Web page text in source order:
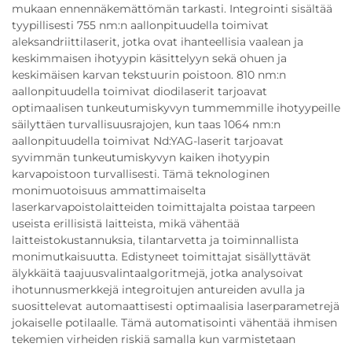
mukaan ennennäkemättömän tarkasti. Integrointi sisältää
tyypillisesti 755 nm:n aallonpituudella toimivat
aleksandriittilaserit, jotka ovat ihanteellisia vaalean ja
keskimmaisen ihotyypin käsittelyyn sekä ohuen ja
keskimäisen karvan tekstuurin poistoon. 810 nm:n
aallonpituudella toimivat diodilaserit tarjoavat
optimaalisen tunkeutumiskyvyn tummemmille ihotyypeille
säilyttäen turvallisuusrajojen, kun taas 1064 nm:n
aallonpituudella toimivat Nd:YAG-laserit tarjoavat
syvimmän tunkeutumiskyvyn kaiken ihotyypin
karvapoistoon turvallisesti. Tämä teknologinen
monimuotoisuus ammattimaiselta
laserkarvapoistolaitteiden toimittajalta poistaa tarpeen
useista erillisistä laitteista, mikä vähentää
laitteistokustannuksia, tilantarvetta ja toiminnallista
monimutkaisuutta. Edistyneet toimittajat sisällyttävät
älykkäitä taajuusvalintaalgoritmejä, jotka analysoivat
ihotunnusmerkkejä integroitujen antureiden avulla ja
suosittelevat automaattisesti optimaalisia laserparametrejä
jokaiselle potilaalle. Tämä automatisointi vähentää ihmisen
tekemien virheiden riskiä samalla kun varmistetaan